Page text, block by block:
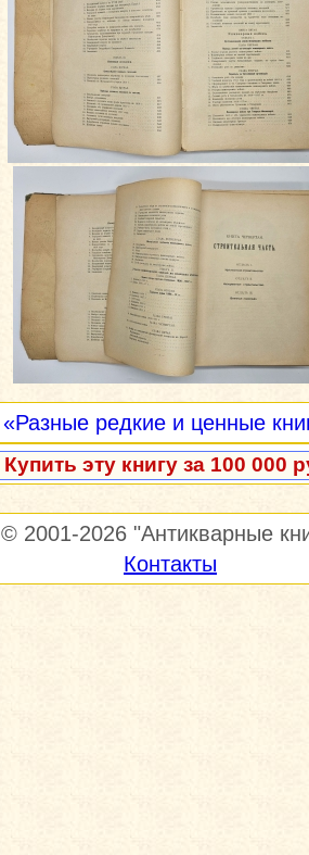
«Разные редкие и ценные
Купить эту книгу за 100 000
© 2001-2026 "Антикварные
Контакты